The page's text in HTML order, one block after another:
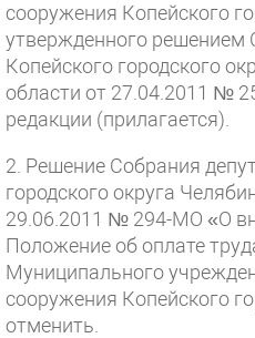
сооружения Копейского
утвержденного решением
Копейского городского
области от 27.04.2011 №
редакции (прилагается).
2. Решение Собрания
городского округа
29.06.2011 № 294-МО «О
Положение об оплате
Муниципального
сооружения Копейского
отменить.